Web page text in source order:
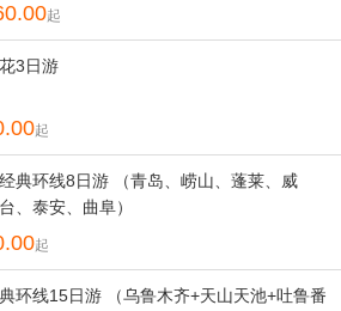
起
3日游
起
典环线8日游 （青岛、崂山、蓬莱、威
、泰安、曲阜）
起
环线15日游 （乌鲁木齐+天山天池+吐鲁番